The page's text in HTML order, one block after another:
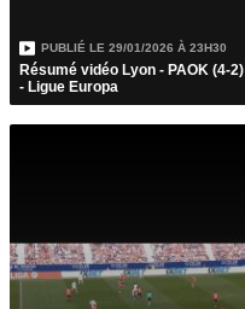
PUBLIÉ LE 29/01/2026 À 23H30
Résumé vidéo Lyon - PAOK (4-2)
- Ligue Europa